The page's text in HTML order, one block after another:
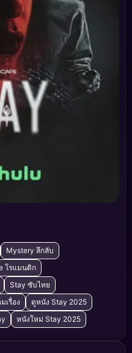
Mystery ลึกลับ
โรแมนติก
Stay ซับไทย
เรื่อง
ดูหนัง Stay 2025
หนังใหม่ Stay 2025